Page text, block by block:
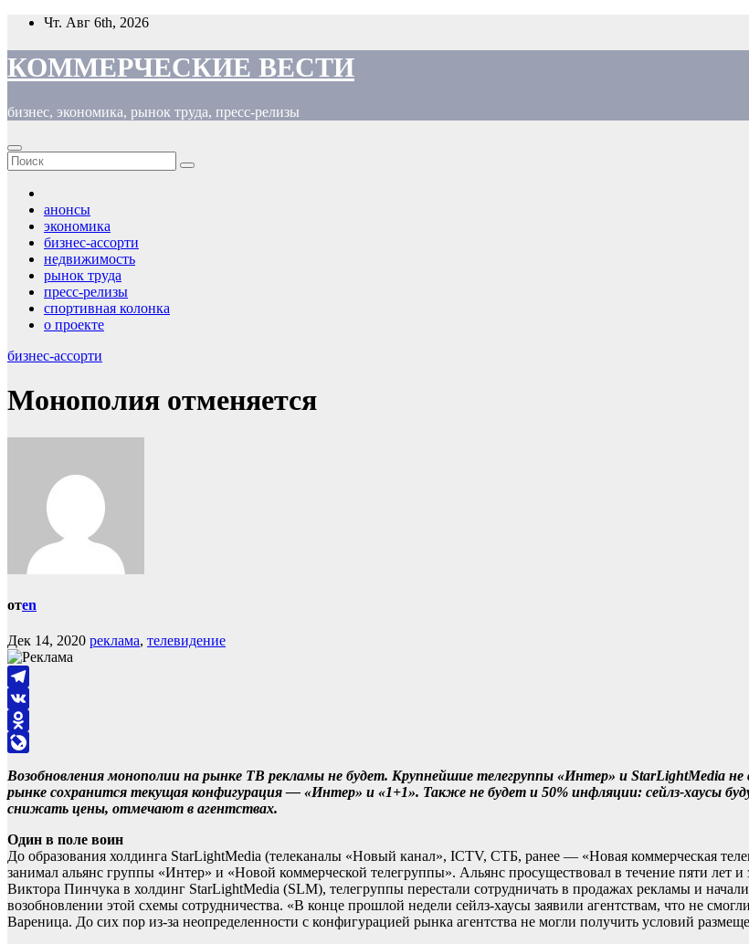
Перейти
содержимому
Чт. Авг 6th, 2026
КОММЕРЧЕСКИЕ ВЕСТИ
бизнес, экономика, рынок труда, пресс-релизы
анонсы
экономика
бизнес-ассорти
недвижимость
рынок труда
пресс-релизы
спортивная колонка
о проекте
бизнес-ассорти
Монополия отменяется
отen
Дек 14, 2020 реклама, телевидение
Telegram
VK
Odnoklassniki
Возобновления монополии на рынке ТВ рекламы не будет. Крупнейшие телегруппы «Интер» и StarLightMedia
рынке сохранится текущая конфигурация — «Интер» и «1+1». Также не будет и 50% инфляции: сейлз-хаусы
снижать цены, отмечают в агентствах.
Один в поле воин
До образования холдинга StarLightMedia (телеканалы «Новый канал», ICTV, СТБ, ранее — «Новая коммерческая
занимал альянс группы «Интер» и «Новой коммерческой телегруппы». Альянс просуществовал в течение пяти
Виктора Пинчука в холдинг StarLightMedia (SLM), телегруппы перестали сотрудничать в продажах рекламы и
возобновлении этой схемы сотрудничества. «В конце прошлой недели сейлз-хаусы заявили агентствам, что не
Вареница. До сих пор из-за неопределенности с конфигурацией рынка агентства не могли получить условий